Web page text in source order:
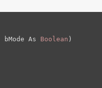
bMode As Boolean )